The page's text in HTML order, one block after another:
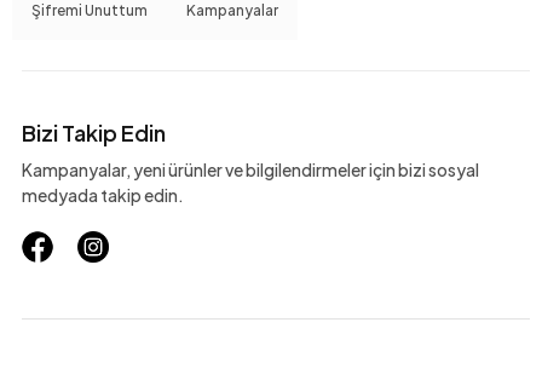
Şifremi Unuttum Kampanyalar
Bizi Takip Edin
Kampanyalar, yeni ürünler ve bilgilendirmeler için bizi sosyal
medyada takip edin.